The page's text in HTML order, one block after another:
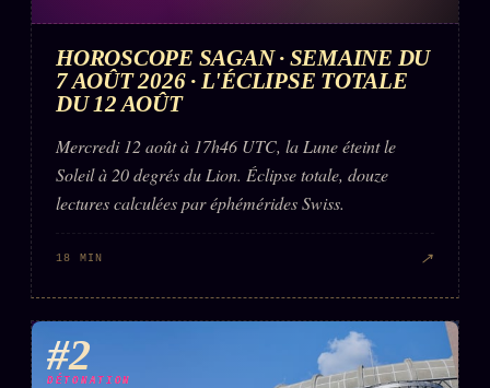
Personas
Who is who
Signatures
Charte éditoriale
PRATIQUE + LÉGAL
HOROSCOPE SAGAN · SEMAINE DU
7 AOÛT 2026 · L'ÉCLIPSE TOTALE
DU 12 AOÛT
Mercredi 12 août à 17h46 UTC, la Lune éteint le
Soleil à 20 degrés du Lion. Éclipse totale, douze
lectures calculées par éphémérides Swiss.
18 MIN ↗
#2
DÉTONATION